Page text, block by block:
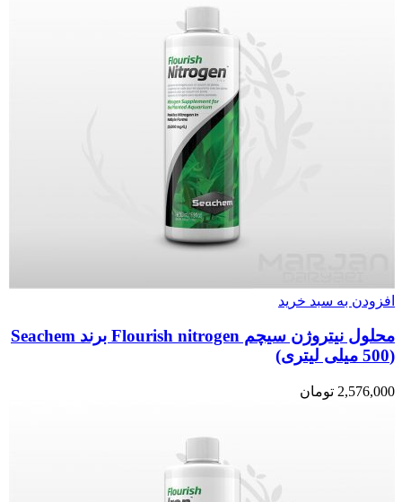
افزودن به سبد خرید
محلول نیتروژن سیچم Flourish nitrogen برند Seachem
(500 میلی لیتری)
2,576,000 تومان